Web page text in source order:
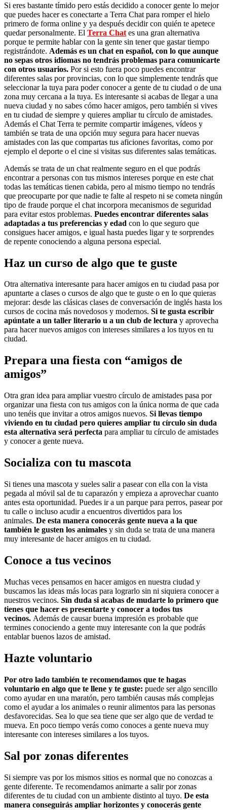
Si eres bastante tímido pero estás decidido a conocer gente lo mejor
que puedes hacer es conectarte a Terra Chat para romper el hielo
primero de forma online y ya después decidir con quién te apetece
quedar personalmente. El Terra Chat es una gran alternativa
porque te permite hablar con la gente sin tener que gastar tiempo
registrándote. Además es un chat en español, con lo que aunque
no sepas otros idiomas no tendrás problemas para comunicarte
con otros usuarios. Por si esto fuera poco puedes encontrar
diferentes salas por provincias, con lo que simplemente tendrás que
seleccionar la tuya para poder conocer a gente de tu ciudad o de una
zona muy cercana a la tuya. Es interesante si acabas de llegar a una
nueva ciudad y no sabes cómo hacer amigos, pero también si vives
en tu ciudad de siempre y quieres ampliar tu círculo de amistades.
Además el Chat Terra te permite compartir imágenes, vídeos y
también se trata de una opción muy segura para hacer nuevas
amistades con las que compartas tus aficiones favoritas, como por
ejemplo el deporte o el cine si visitas sus diferentes salas temáticas.
Además se trata de un chat realmente seguro en el que podrás
encontrar a personas con tus mismos intereses porque en este chat
todas las temáticas tienen cabida, pero al mismo tiempo no tendrás
que preocuparte por que nadie te falte al respeto ni se cometa ningún
tipo de fraude porque el chat incorpora mecanismos de seguridad
para evitar estos problemas. Puedes encontrar diferentes salas
adaptadas a tus preferencias y edad con lo que seguro que
consigues hacer amigos, e igual hasta puedes ligar y te sorprendes
de repente conociendo a alguna persona especial.
Haz un curso de algo que te guste
Otra alternativa interesante para hacer amigos en tu ciudad pasa por
apuntarte a clases o cursos de algo que te guste o en lo que quieras
mejorar: desde las clásicas clases de conversación de inglés hasta los
cursos de cocina más novedosos y modernos. Si te gusta escribir
apúntate a un taller literario u a un club de lectura y aprovecha
para hacer nuevos amigos con intereses similares a los tuyos en tu
ciudad.
Prepara una fiesta con “amigos de
amigos”
Otra gran idea para ampliar vuestro círculo de amistades pasa por
organizar una fiesta con tus amigos con la única norma de que cada
uno tenéis que invitar a otros amigos nuevos. Si llevas tiempo
viviendo en tu ciudad pero quieres ampliar tu círculo sin duda
esta alternativa será perfecta para ampliar tu círculo de amistades
y conocer a gente nueva.
Socializa con tu mascota
Si tienes una mascota y sueles salir a pasear con ella con la vista
pegada al móvil sal de tu caparazón y empieza a aprovechar cuanto
antes esta oportunidad. Puedes ir a un parque para perros, pasear por
tu calle o incluso acudir a encuentros divertidos para los
animales. De esta manera conocerás gente nueva a la que
también le gusten los animales y sin duda se trata de una manera
muy interesante de hacer amigos en tu ciudad.
Conoce a tus vecinos
Muchas veces pensamos en hacer amigos en nuestra ciudad y
buscamos las ideas más locas para lograrlo sin ni siquiera conocer a
nuestros vecinos. Sin duda si acabas de mudarte lo primero que
tienes que hacer es presentarte y conocer a todos tus
vecinos. Además de causar buena impresión es probable que
termines conociendo a gente muy interesante con la que podrás
entablar buenos lazos de amistad.
Hazte voluntario
Por otro lado también te recomendamos que te hagas
voluntario en algo que te llene y te guste: puede ser algo sencillo
como ayudar en una maratón, pero también causas más complejas
como el ayudar a los animales o reunir alimentos para las personas
desfavorecidas. Sea lo que sea tiene que ser algo que de verdad te
mueva. En poco tiempo verás como conoces a gente nueva muy
interesante con intereses similares a los tuyos.
Sal por zonas diferentes
Si siempre vas por los mismos sitios es normal que no conozcas a
gente diferente. Te recomendamos animarte a salir por zonas
diferentes de tu ciudad con un ambiente distinto al tuyo. De esta
manera conseguirás ampliar horizontes y conocerás gente